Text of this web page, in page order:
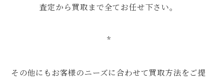
査定から買取まで全てお任せ下さい。
*
その他にもお客様のニーズに合わせて買取方法をご提